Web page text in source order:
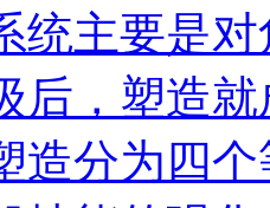
统主要是
后，塑造
造分为四